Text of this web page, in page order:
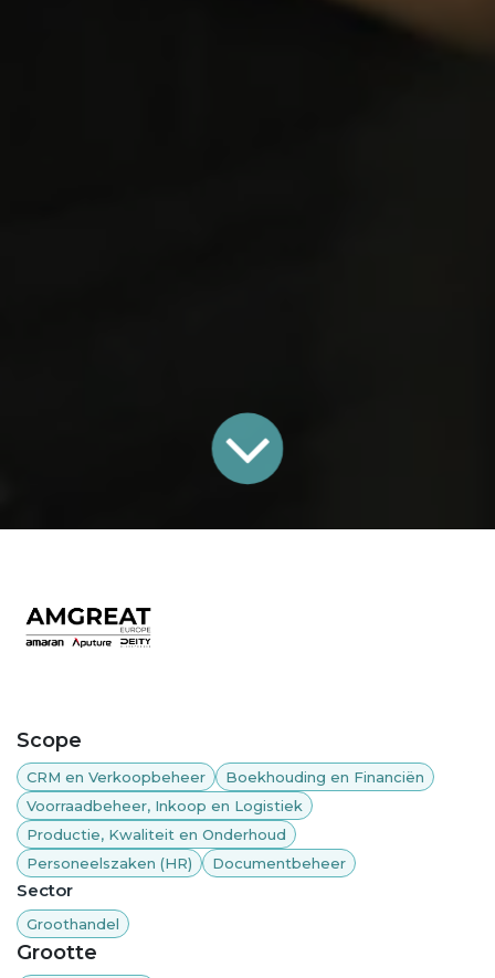
Scope
CRM en Verkoopbeheer
Boekhouding en Financiën
Voorraadbeheer, Inkoop en Logistiek
Productie, Kwaliteit en Onderhoud
Personeelszaken (HR)
Documentbeheer
Sector
Groothandel
Grootte